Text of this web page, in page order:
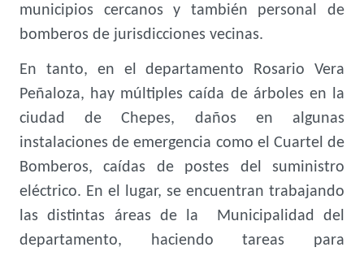
municipios cercanos y también personal de
bomberos de jurisdicciones vecinas.
En tanto, en el departamento Rosario Vera
Peñaloza, hay múltiples caída de árboles en la
ciudad de Chepes, daños en algunas
instalaciones de emergencia como el Cuartel de
Bomberos, caídas de postes del suministro
eléctrico. En el lugar, se encuentran trabajando
las distintas áreas de la Municipalidad del
departamento, haciendo tareas para